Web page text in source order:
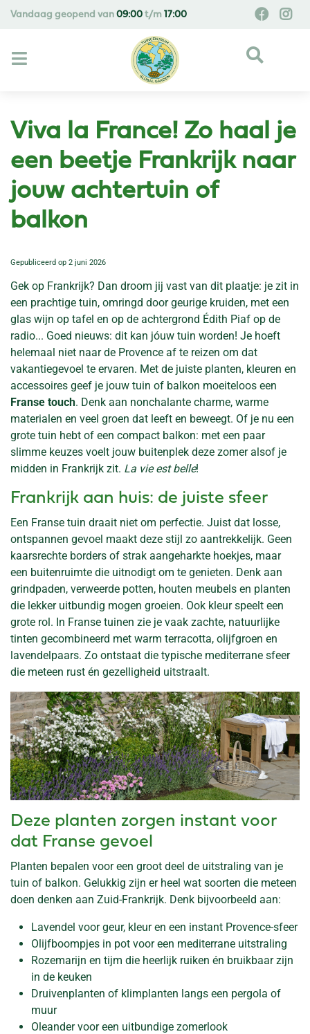
Vandaag geopend van 09:00 t/m 17:00
Viva la France! Zo haal je
een beetje Frankrijk naar
jouw achtertuin of
balkon
Gepubliceerd op 2 juni 2026
Gek op Frankrijk? Dan droom jij vast van dit plaatje: je zit in
een prachtige tuin, omringd door geurige kruiden, met een
glas wijn op tafel en op de achtergrond Édith Piaf op de
radio... Goed nieuws: dit kan jóuw tuin worden! Je hoeft
helemaal niet naar de Provence af te reizen om dat
vakantiegevoel te ervaren. Met de juiste planten, kleuren en
accessoires geef je jouw tuin of balkon moeiteloos een
Franse touch. Denk aan nonchalante charme, warme
materialen en veel groen dat leeft en beweegt. Of je nu een
grote tuin hebt of een compact balkon: met een paar
slimme keuzes voelt jouw buitenplek deze zomer alsof je
midden in Frankrijk zit. La vie est belle!
Frankrijk aan huis: de juiste sfeer
Een Franse tuin draait niet om perfectie. Juist dat losse,
ontspannen gevoel maakt deze stijl zo aantrekkelijk. Geen
kaarsrechte borders of strak aangeharkte hoekjes, maar
een buitenruimte die uitnodigt om te genieten. Denk aan
grindpaden, verweerde potten, houten meubels en planten
die lekker uitbundig mogen groeien. Ook kleur speelt een
grote rol. In Franse tuinen zie je vaak zachte, natuurlijke
tinten gecombineerd met warm terracotta, olijfgroen en
lavendelpaars. Zo ontstaat die typische mediterrane sfeer
die meteen rust én gezelligheid uitstraalt.
Deze planten zorgen instant voor
dat Franse gevoel
Planten bepalen voor een groot deel de uitstraling van je
tuin of balkon. Gelukkig zijn er heel wat soorten die meteen
doen denken aan Zuid-Frankrijk. Denk bijvoorbeeld aan:
Lavendel voor geur, kleur en een instant Provence-sfeer
Olijfboompjes in pot voor een mediterrane uitstraling
Rozemarijn en tijm die heerlijk ruiken én bruikbaar zijn
in de keuken
Druivenplanten of klimplanten langs een pergola of
muur
Oleander voor een uitbundige zomerlook